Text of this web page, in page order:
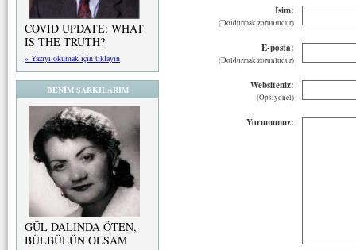
COVID UPDATE: WHAT
IS THE TRUTH?
» Yazıyı okumak için tıklayın
BENİM ŞARKILARIM
GÜL DALINDA ÖTEN,
BÜLBÜLÜN OLSAM
İsim:
(Doldurmak zorunludur)
E-posta:
(Doldurmak zorunludur)
Websiteniz:
(Opsiyonel)
Yorumunuz: